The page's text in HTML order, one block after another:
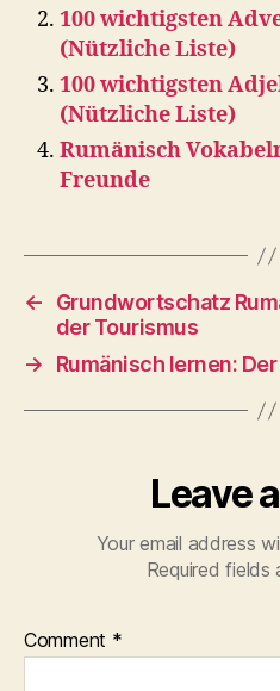
100 wichtigsten
(Nützliche Liste)
100 wichtigsten
(Nützliche Liste)
Rumänisch
Freunde
←
Grundwortschatz
der Tourismus
→
Rumänisch lernen:
Leave
Your email address
Required fields
Comment *